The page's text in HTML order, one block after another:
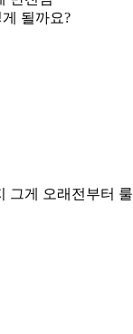
될까요?
그게 오래전부터